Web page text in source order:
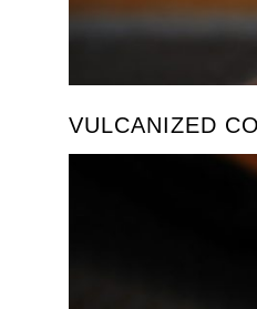
VULCANIZED